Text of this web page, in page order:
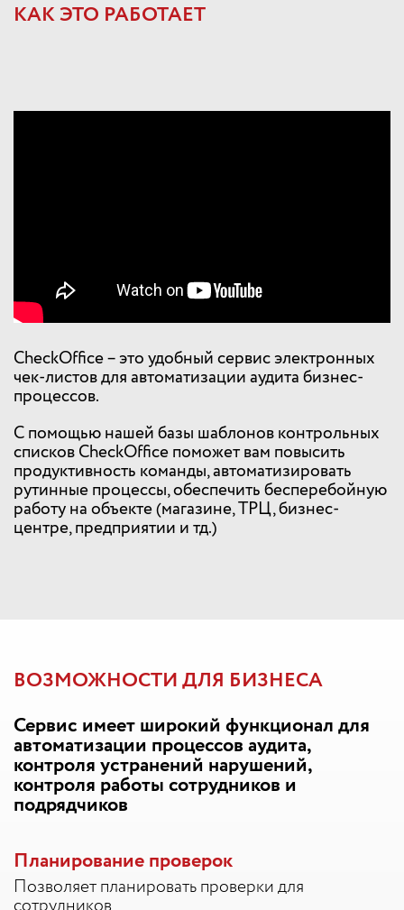
КАК ЭТО РАБОТАЕТ
CheckOffice – это удобный сервис электронных
чек-листов для автоматизации аудита бизнес-
процессов.
С помощью нашей базы шаблонов контрольных
списков CheckOffice поможет вам повысить
продуктивность команды, автоматизировать
рутинные процессы, обеспечить бесперебойную
работу на объекте (магазине, ТРЦ, бизнес-
центре, предприятии и тд.)
ВОЗМОЖНОСТИ ДЛЯ БИЗНЕСА
Сервис имеет широкий функционал для
автоматизации процессов аудита,
контроля устранений нарушений,
контроля работы сотрудников и
подрядчиков
Планирование проверок
Позволяет планировать проверки для